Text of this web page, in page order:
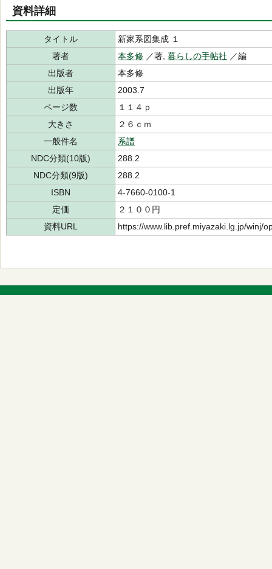
資料詳細
タイトル
新家系図集成 １
著者
本多修 ／著, 暮らしの手帖社 ／編
出版者
本多修
出版年
2003.7
ページ数
１１４ｐ
大きさ
２６ｃｍ
一般件名
系譜
NDC分類(10版)
288.2
NDC分類(9版)
288.2
ISBN
4-7660-0100-1
定価
２１００円
資料URL
https://www.lib.pref.miyazaki.lg.jp/winj/